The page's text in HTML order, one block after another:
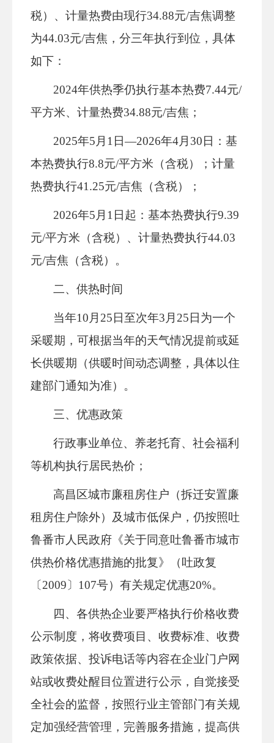
税）、计量热费由现行34.88元/吉焦调整
为44.03元/吉焦，分三年执行到位 ， 具体
如下：
2024年供热季仍执行基本热费7.44元/
平方米、计量热费34.88元/吉焦；
2025年5 月 1日—2026年4月 30 日 ：基
本热费执行8.8元/平方米 （含税）；计量
热费执行41.25元/吉焦（含税）；
2026年5月1日起：基本热费执行9.39
元/平方米 （含税）、计量热费执行44.03
元/吉焦（含税）。
二、供热时间
当年10月25日至次年3月25日为一个
采暖期，可根据当年的天气情况提前或延
长供暖期 （供暖时间动态调整，具体以住
建部门通知为准） 。
三、优惠政策
行政事业单位、养老托育、社会福利
等机构执行居民热价 ；
高昌区城市廉租房住户（拆迁安置廉
租房住户除外）及城市低保户 ， 仍按照吐
鲁番市人民政府《关于同意吐鲁番市城市
供热价格优惠措施的批复》（吐政复
〔 2009〕107号）有关规定优惠20%。
四、各供热企业要严格执行价格收费
公示制度，将收费项目、收费标准、收费
政策依据、投诉电话等内容在企业门户网
站或收费处醒目位置进行公示，自觉接受
全社会的监督，按照行业主管部门有关规
定加强经营管理，完善服务措施，提高供